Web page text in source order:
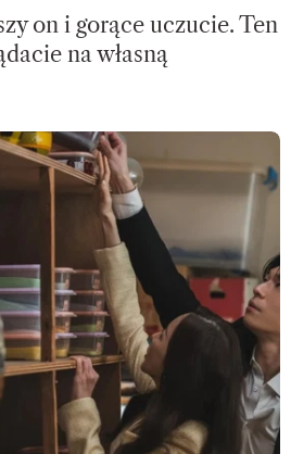
on i gorące uczucie. Ten
na własną